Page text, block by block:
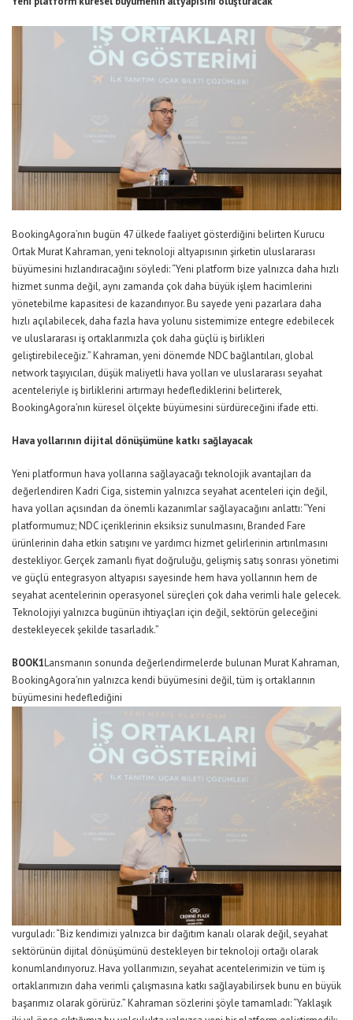
BookingAgora’nın bugün 47 ülkede faaliyet gösterdiğini belirten Kurucu
Ortak Murat Kahraman, yeni teknoloji altyapısının şirketin uluslararası
büyümesini hızlandıracağını söyledi: “Yeni platform bize yalnızca daha hızlı
hizmet sunma değil, aynı zamanda çok daha büyük işlem hacimlerini
yönetebilme kapasitesi de kazandırıyor. Bu sayede yeni pazarlara daha
hızlı açılabilecek, daha fazla hava yolunu sistemimize entegre edebilecek
ve uluslararası iş ortaklarımızla çok daha güçlü iş birlikleri
geliştirebileceğiz.” Kahraman, yeni dönemde NDC bağlantıları, global
network taşıyıcıları, düşük maliyetli hava yolları ve uluslararası seyahat
acenteleriyle iş birliklerini artırmayı hedeflediklerini belirterek,
BookingAgora’nın küresel ölçekte büyümesini sürdüreceğini ifade etti.
Hava yollarının dijital dönüşümüne katkı sağlayacak
Yeni platformun hava yollarına sağlayacağı teknolojik avantajları da
değerlendiren Kadri Ciga, sistemin yalnızca seyahat acenteleri için değil,
hava yolları açısından da önemli kazanımlar sağlayacağını anlattı: “Yeni
platformumuz; NDC içeriklerinin eksiksiz sunulmasını, Branded Fare
ürünlerinin daha etkin satışını ve yardımcı hizmet gelirlerinin artırılmasını
destekliyor. Gerçek zamanlı fiyat doğruluğu, gelişmiş satış sonrası yönetimi
ve güçlü entegrasyon altyapısı sayesinde hem hava yollarının hem de
seyahat acentelerinin operasyonel süreçleri çok daha verimli hale gelecek.
Teknolojiyi yalnızca bugünün ihtiyaçları için değil, sektörün geleceğini
destekleyecek şekilde tasarladık.”
BOOK1Lansmanın sonunda değerlendirmelerde bulunan Murat Kahraman,
BookingAgora’nın yalnızca kendi büyümesini değil, tüm iş ortaklarının
büyümesini hedeflediğini
vurguladı: “Biz kendimizi yalnızca bir dağıtım kanalı olarak değil, seyahat
sektörünün dijital dönüşümünü destekleyen bir teknoloji ortağı olarak
konumlandırıyoruz. Hava yollarımızın, seyahat acentelerimizin ve tüm iş
ortaklarımızın daha verimli çalışmasına katkı sağlayabilirsek bunu en büyük
başarımız olarak görürüz.” Kahraman sözlerini şöyle tamamladı: “Yaklaşık